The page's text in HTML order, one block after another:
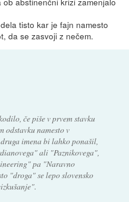
tisto kar je fajn namesto
da se zasvoji z nečem.
če piše v prvem stavku
odstavku namesto v
imena bi lahko ponašil,
ali "Paznikovega",
pa "Naravno
"droga" se lepo slovensko